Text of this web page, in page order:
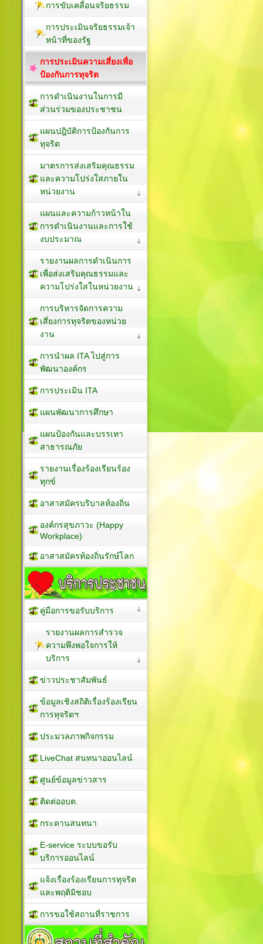
การขับเคลื่อนจริยธรรม
การประเมินจริยธรรมเจ้า
หน้าที่ของรัฐ
การประเมินความเสี่ยงเพื่อ
ป้องกันการทุจริต
การดำเนินงานในการมี
ส่วนร่วมของประชาชน
แผนปฎิบัติการป้องกันการ
ทุจริต
มาตรการส่งเสริมคุณธรรม
และความโปร่งใสภายใน
หน่วยงาน
แผนและความก้าวหน้าใน
การดำเนินงานและการใช้
งบประมาณ
รายงานผลการดำเนินการ
เพื่อส่งเสริมคุณธรรมและ
ความโปร่งใสในหน่วยงาน
การบริหารจัดการความ
เสี่ยงการทุจริตของหน่วย
งาน
การนำผล ITA ไปสู่การ
พัฒนาองค์กร
การประเมิน ITA
แผนพัฒนาการศึกษา
แผนป้องกันและบรรเทา
สาธารณภัย
รายงานเรื่องร้องเรียนร้อง
ทุกข์
อาสาสมัครบริบาลท้องถิ่น
องค์กรสุขภาวะ (Happy
Workplace)
อาสาสมัครท้องถิ่นรักษ์โลก
คู่มือการขอรับบริการ
รายงานผลการสำรวจ
ความพึงพอใจการให้
บริการ
ข่าวประชาสัมพันธ์
ข้อมูลเชิงสถิติเรื่องร้องเรียน
การทุจริตฯ
ประมวลภาพกิจกรรม
LiveChat สนทนาออนไลน์
ศูนย์ข้อมูลข่าวสาร
ติดต่ออบต.
กระดานสนทนา
E-service ระบบขอรับ
บริการออนไลน์
แจ้งเรื่องร้องเรียนการทุจริต
และพฤติมิชอบ
การขอใช้สถานที่ราชการ